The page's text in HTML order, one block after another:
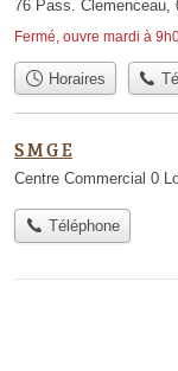
76 Pass. Clemenceau,
Fermé, ouvre mardi à
Horaires
S M G E
Centre Commercial 0
Téléphone